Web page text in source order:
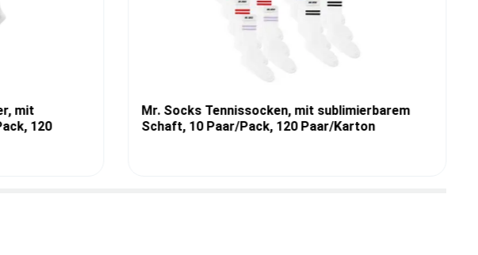
mit
120
Mr. Socks Tennissocken, mit sublimierbarem
Schaft, 10 Paar/Pack, 120 Paar/Karton